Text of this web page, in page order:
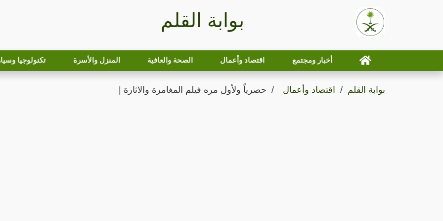
بوابة القلم
أخبار ومجتمع اقتصاد وأعمال الصحة والعافية المنزل والأسرة تكنولوجيا
بوابة القلم اقتصاد وأعمال حصرياً ولأول مره فيلم المغامرة والاثارة |